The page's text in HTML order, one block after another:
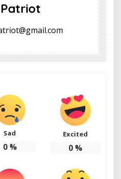
Sad
0%
Excited
0%